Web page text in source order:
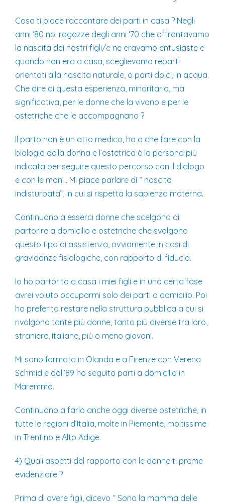
Cosa ti piace raccontare dei parti in casa ? Negli
anni ‘80 noi ragazze degli anni ‘70 che affrontavamo
la nascita dei nostri figli/e ne eravamo entusiaste e
quando non era a casa, sceglievamo reparti
orientati alla nascita naturale, o parti dolci, in acqua.
Che dire di questa esperienza, minoritaria, ma
significativa, per le donne che la vivono e per le
ostetriche che le accompagnano ?
Il parto non è un atto medico, ha a che fare con la
biologia della donna e l’ostetrica è la persona più
indicata per seguire questo percorso con il dialogo
e con le mani . Mi piace parlare di “ nascita
indisturbata”, in cui si rispetta la sapienza materna.
Continuano a esserci donne che scelgono di
partorire a domicilio e ostetriche che svolgono
questo tipo di assistenza, ovviamente in casi di
gravidanze fisiologiche, con rapporto di fiducia.
Io ho partorito a casa i miei figli e in una certa fase
avrei voluto occuparmi solo dei parti a domicilio. Poi
ho preferito restare nella struttura pubblica a cui si
rivolgono tante più donne, tanto più diverse tra loro,
straniere, italiane, più o meno giovani.
Mi sono formata in Olanda e a Firenze con Verena
Schmid e dall’89 ho seguito parti a domicilio in
Maremma.
Continuano a farlo anche oggi diverse ostetriche, in
tutte le regioni d’Italia, molte in Piemonte, moltissime
in Trentino e Alto Adige.
4) Quali aspetti del rapporto con le donne ti preme
evidenziare ?
Prima di avere figli, dicevo “ Sono la mamma delle